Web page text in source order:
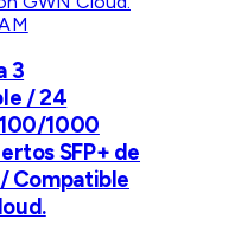
3
/ 24
1000
SFP+ de
Compatible